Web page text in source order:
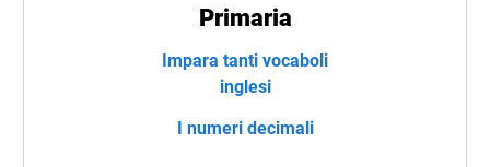
Primaria
Impara tanti vocaboli
inglesi
I numeri decimali